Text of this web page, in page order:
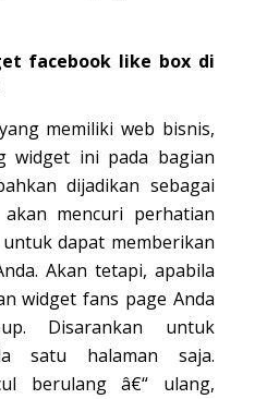
facebook like box di
memiliki web bisnis,
widget ini pada bagian
dijadikan sebagai
mencuri perhatian
dapat memberikan
Akan tetapi, apabila
widget fans page Anda
Disarankan untuk
satu halaman saja.
berulang â€“ ulang,